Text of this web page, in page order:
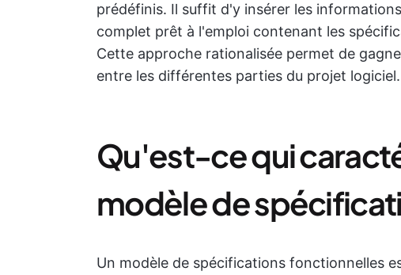
prédéfinis. Il suffit d'y insérer les
complet prêt à l'emploi contenant les
Cette approche rationalisée permet de
entre les différentes parties du projet logiciel.
Qu'est-ce qui
modèle de
Un modèle de spécifications fonctionnelles